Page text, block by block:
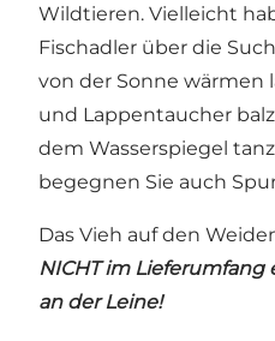
Wildtieren. Vielleicht
Fischadler über die
von der Sonne wärmen
und Lappentaucher
dem Wasserspiegel
begegnen Sie auch
Das Vieh auf den
NICHT im
an der Leine!